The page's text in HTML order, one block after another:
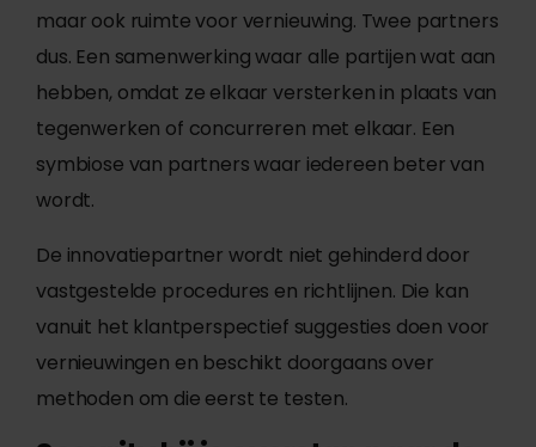
maar ook ruimte voor vernieuwing. Twee partners
dus. Een samenwerking waar alle partijen wat aan
hebben, omdat ze elkaar versterken in plaats van
tegenwerken of concurreren met elkaar. Een
symbiose van partners waar iedereen beter van
wordt.
De innovatiepartner wordt niet gehinderd door
vastgestelde procedures en richtlijnen. Die kan
vanuit het klantperspectief suggesties doen voor
vernieuwingen en beschikt doorgaans over
methoden om die eerst te testen.